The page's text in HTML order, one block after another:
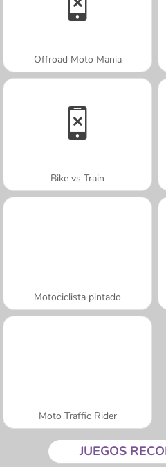
Offroad Moto Mania
Bike vs Train
Motociclista pintado
Moto Traffic Rider
JUEGOS